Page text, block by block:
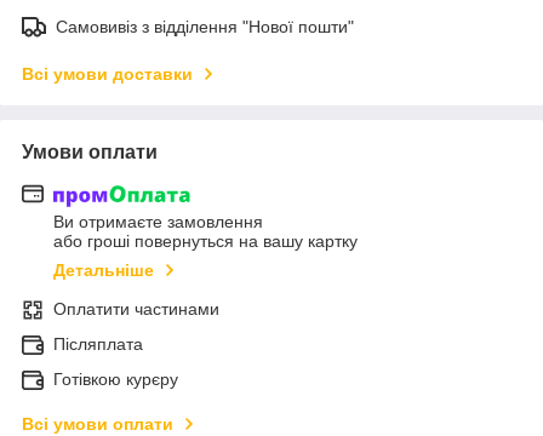
Самовивіз з відділення "Нової пошти"
Всі умови доставки
Умови оплати
Ви отримаєте замовлення
або гроші повернуться на вашу картку
Детальніше
Оплатити частинами
Післяплата
Готівкою курєру
Всі умови оплати